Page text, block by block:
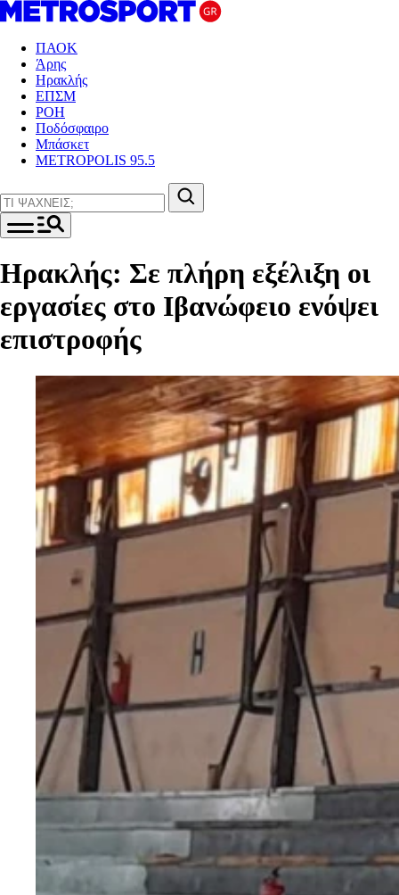
ΠΑΟΚ
Άρης
Ηρακλής
ΕΠΣΜ
ΡΟΗ
Ποδόσφαιρο
Μπάσκετ
METROPOLIS 95.5
Ηρακλής: Σε πλήρη εξέλιξη οι
εργασίες στο Ιβανώφειο ενόψει
επιστροφής